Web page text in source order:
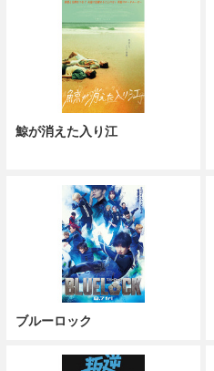
鯨が消えた入り江
ブルーロック